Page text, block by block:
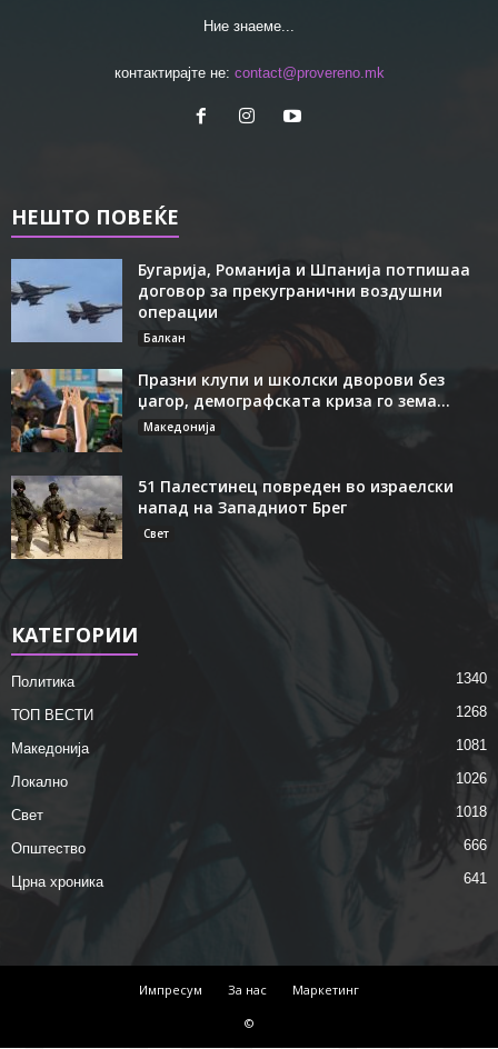
Ние знаеме...
контактирајте не: contact@provereno.mk
НЕШТО ПОВЕЌЕ
Бугарија, Романија и Шпанија потпишаа
договор за прекугранични воздушни
операции
Балкан
Празни клупи и школски дворови без
џагор, демографската криза го зема...
Македонија
51 Палестинец повреден во израелски
напад на Западниот Брег
Свет
КАТЕГОРИИ
Политика 1340
ТОП ВЕСТИ 1268
Македонија 1081
Локално 1026
Свет 1018
Општество 666
Црна хроника 641
Импресум За нас
Маркетинг
©